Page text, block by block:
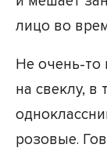
лицо во
Не очень-то
на свеклу, в
розовые.